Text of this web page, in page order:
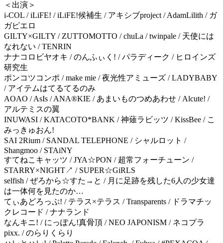
＜出演＞
i-COL / iLiFE! / iLiFE!候補生 / アキシブproject / AdamLilith / ガ
ガピエロ
GILTY×GILTY / ZUTTOMOTTO / chuLa / twinpale / 天使には
なれない / TENRIN
ナナコロビヤオキ / のんふぃく! / パラディーク / ヒロインズ
研究生
ポンコツコンポ / make mie / 夜光性アミューズ / LADYBABY
/ アイテムはてるてるのみ
AOAO / AsIs / ANA®KIE / あまいものつめあわせ / Alcute! /
アルテミスの翼
INUWASI / KATACOTO*BANK / 神薙ラビッツ / KissBee / こ
みっきゅおん!
SAI 2Rium / SANDAL TELEPHONE / シャルロット /
Shangmoo / STAiNY
すてねこキャッツ / JYA☆PON / 超常フォーチューン /
STARRY×NIGHT↗ / SUPER☆GiRLS
selfish / ぜろから☆すた→と / 月に足跡を残した6人の少女達
は一体何を見たのか…
てぃあどろっぷ! / テラス×テラス / Transparents / ドラマチッ
クレコード / ナナランド
なんキニ! / にっぽん!真骨頂 / NEO JAPONISM / ネコプラ
pixx. / のらりくらり